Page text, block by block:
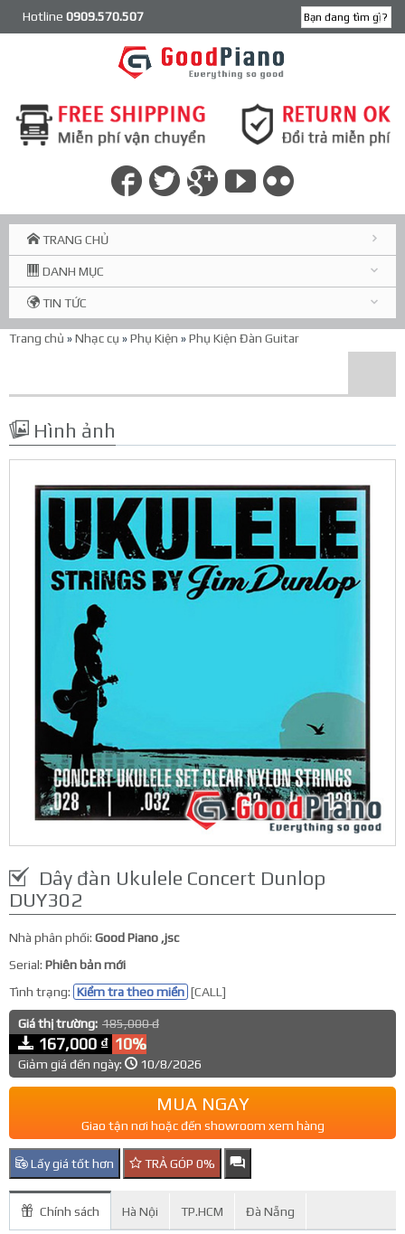
Hotline 0909.570.507
TRANG CHỦ
DANH MỤC
TIN TỨC
Trang chủ »Nhạc cụ »Phụ Kiện »Phụ Kiện Đàn Guitar
Hình ảnh
Dây đàn Ukulele Concert Dunlop
DUY302
Nhà phân phối: Good Piano ,jsc
Serial: Phiên bản mới
Tình trạng: Kiểm tra theo miền [CALL]
Giá thị trường: 185,000 đ
167,000 ₫ 10%
Giảm giá đến ngày: 10/8/2026
MUA NGAY
Giao tận nơi hoặc đến showroom xem hàng
Lấy giá tốt hơn TRẢ GÓP 0%
Chính sách Hà Nội TP.HCM Đà Nẵng